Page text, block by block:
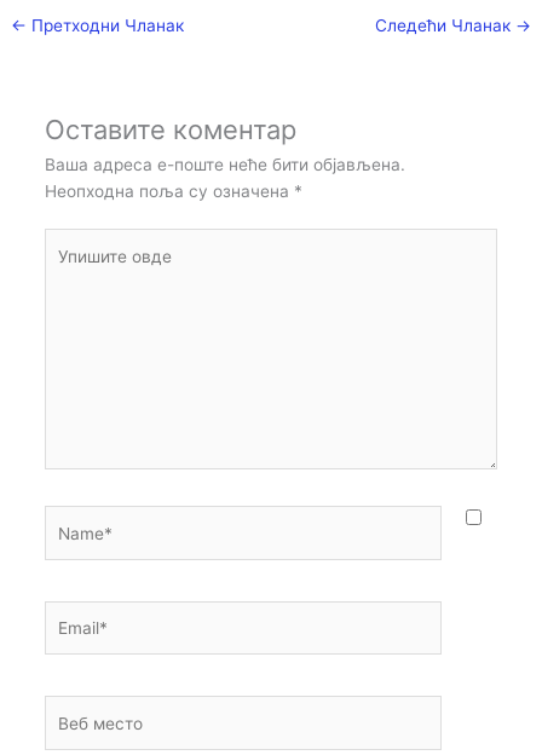
← Претходни Чланак Следећи Чланак →
Оставите коментар
Ваша адреса е-поште неће бити објављена.
Неопходна поља су означена *
овде
место